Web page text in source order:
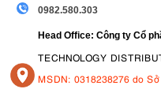
0982.580.303
Head Office: Công ty Cổ
TECHNOLOGY
MSDN: 0318238276 do